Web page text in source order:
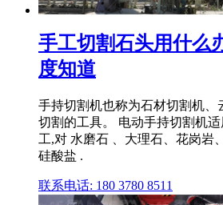
手工切割石头用什么
度知道
手持切割机也称为石材切割机、
切割的工具。 电动手持切割机
工,对 水磨石 、大理石、花岗岩
硅酸盐 .
联系电话: 180 3780 8511